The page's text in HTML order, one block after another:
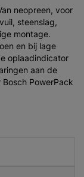
neopreen, voor
steenslag,
montage.
en bij lage
oplaadindicator
aan de
PowerPack